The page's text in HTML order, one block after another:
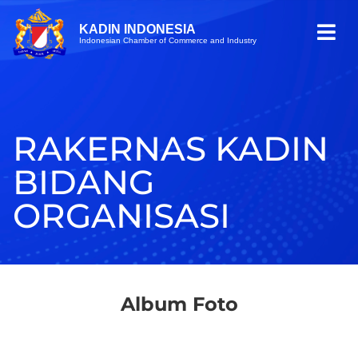
KADIN INDONESIA
Indonesian Chamber of Commerce and Industry
RAKERNAS KADIN
BIDANG
ORGANISASI
Album Foto